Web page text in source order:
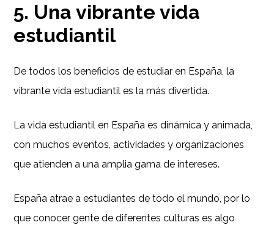
5. Una vibrante vida
estudiantil
De todos los beneficios de estudiar en España, la
vibrante vida estudiantil es la más divertida.
La vida estudiantil en España es dinámica y animada,
con muchos eventos, actividades y organizaciones
que atienden a una amplia gama de intereses.
España atrae a estudiantes de todo el mundo, por lo
que conocer gente de diferentes culturas es algo